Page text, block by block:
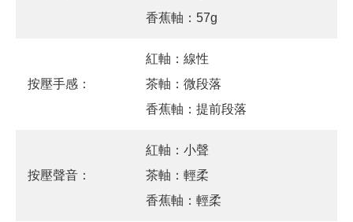
香蕉軸：57g
按壓手感：
紅軸：線性
茶軸：微段落
香蕉軸：提前段落
按壓聲音：
紅軸：小聲
茶軸：輕柔
香蕉軸：輕柔